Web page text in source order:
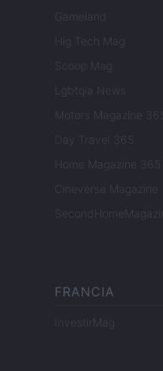
Gameland
Hig Tech Mag
Scoop Mag
Lgbtqia News
Motors Magazine
Day Travel 365
Home Magazine 365
Cineverse Magazine
FRANCIA
InvestirMag